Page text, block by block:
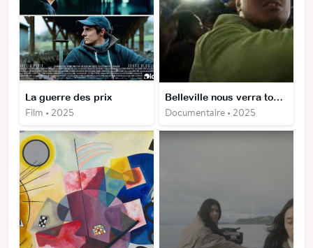
La guerre des prix
Film • 2025
Belleville nous verra toujours danser
Documentaire • 2025